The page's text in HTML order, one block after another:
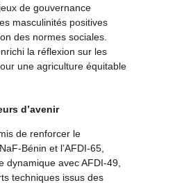
de gouvernance
masculinités positives
des normes sociales.
la réflexion sur les
une agriculture équitable
d’avenir
de renforcer le
Bénin et l’AFDI-65,
dynamique avec AFDI-49,
techniques issus des